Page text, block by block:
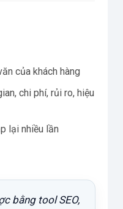
của khách hàng
chi phí, rủi ro, hiệu
lại nhiều lần
bằng tool SEO,